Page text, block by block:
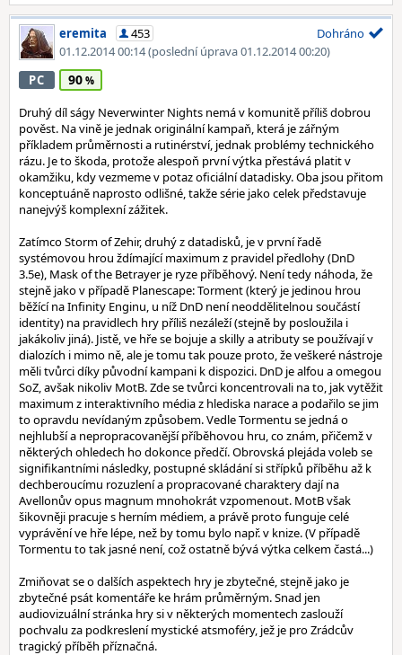
eremita
453
01.12.2014 00:14(poslední úprava 01.12.2014 00:20)
Dohráno
PC 90
Druhý díl ságy Neverwinter Nights nemá v komunitě příliš dobrou
pověst. Na vině je jednak originální kampaň, která je zářným
příkladem průměrnosti a rutinérství, jednak problémy technického
rázu. Je to škoda, protože alespoň první výtka přestává platit v
okamžiku, kdy vezmeme v potaz oficiální datadisky. Oba jsou přitom
konceptuáně naprosto odlišné, takže série jako celek představuje
nanejvýš komplexní zážitek.
Zatímco Storm of Zehir, druhý z datadisků, je v první řadě
systémovou hrou ždímající maximum z pravidel předlohy (DnD
3.5e), Mask of the Betrayer je ryze příběhový. Není tedy náhoda, že
stejně jako v případě Planescape: Torment (který je jedinou hrou
běžící na Infinity Enginu, u níž DnD není neoddělitelnou součástí
identity) na pravidlech hry příliš nezáleží (stejně by posloužila i
jakákoliv jiná). Jistě, ve hře se bojuje a skilly a atributy se používají v
dialozích i mimo ně, ale je tomu tak pouze proto, že veškeré nástroje
měli tvůrci díky původní kampani k dispozici. DnD je alfou a omegou
SoZ, avšak nikoliv MotB. Zde se tvůrci koncentrovali na to, jak vytěžit
maximum z interaktivního média z hlediska narace a podařilo se jim
to opravdu nevídaným způsobem. Vedle Tormentu se jedná o
nejhlubší a nepropracovanější příběhovou hru, co znám, přičemž v
některých ohledech ho dokonce předčí. Obrovská plejáda voleb se
signifikantními následky, postupné skládání si střípků příběhu až k
dechberoucímu rozuzlení a propracované charaktery dají na
Avellonův opus magnum mnohokrát vzpomenout. MotB však
šikovněji pracuje s herním médiem, a právě proto funguje celé
vyprávění ve hře lépe, než by tomu bylo např. v knize. (V případě
Tormentu to tak jasné není, což ostatně bývá výtka celkem častá...)
Zmiňovat se o dalších aspektech hry je zbytečné, stejně jako je
zbytečné psát komentáře ke hrám průměrným. Snad jen
audiovizuální stránka hry si v některých momentech zaslouží
pochvalu za podkreslení mystické atsmoféry, jež je pro Zrádcův
tragický příběh příznačná.